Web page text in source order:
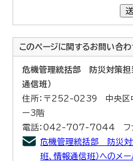
このページに関するお問い合わ
危機管理統括部 防災対策担
通信班）
住所：〒252-0239 中央区
ー3階
電話：042-707-7044 フ
危機管理統括部 防災対
班、情報通信班）へのメ